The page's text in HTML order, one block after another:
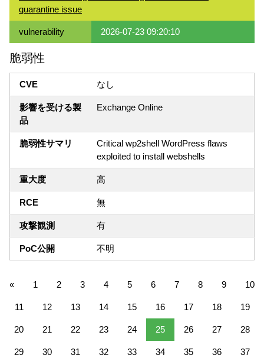
quarantine issue
vulnerability 2026-07-23 09:20:10
脆弱性
CVE なし
影響を受ける製
品
Exchange Online
脆弱性サマリ
Critical wp2shell WordPress flaws
exploited to install webshells
重大度 高
RCE 無
攻撃観測 有
PoC公開 不明
« 1 2 3 4 5 6 7 8 9 10
11 12 13 14 15 16 17 18 19
20 21 22 23 24 25 26 27 28
29 30 31 32 33 34 35 36 37